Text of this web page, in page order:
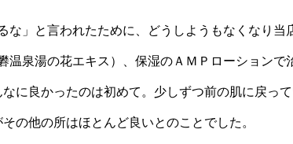
」と言われたために、どうしようもなくなり当
温泉湯の花エキス）、保湿のＡＭＰローションで
に良かったのは初めて。少しずつ前の肌に戻って
の他の所はほとんど良いとのことでした。